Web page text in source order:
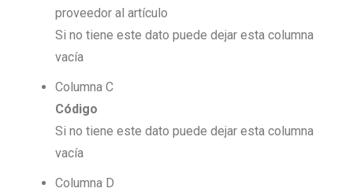
proveedor al artículo
Si no tiene este dato puede dejar esta columna
vacía
Columna C
Código
Si no tiene este dato puede dejar esta columna
vacía
Columna D